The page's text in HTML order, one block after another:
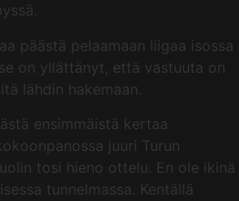
päästä pelaamaan liigaa isossa
on yllättänyt, että vastuuta on
lähdin hakemaan.
ensimmäistä kertaa
juuri Turun
tosi hieno ottelu. En ole ikinä
tunnelmassa. Kentällä